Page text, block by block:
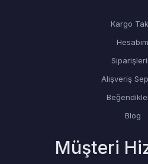
Kargo
Hesabım
Alışveriş
Blog
Müşteri